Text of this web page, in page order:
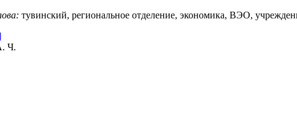
тувинский, региональное отделение, экономика, ВЭО,
Ч.